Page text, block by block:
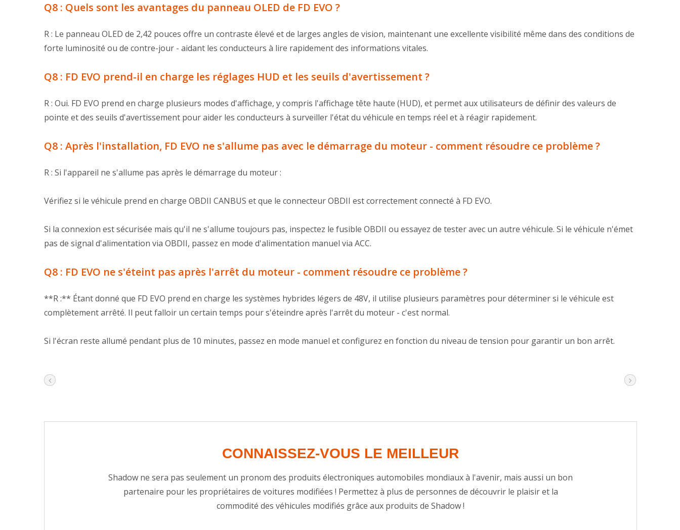
Q8 : Quels sont les avantages du panneau OLED de FD EVO ?
R : Le panneau OLED de 2,42 pouces offre un contraste élevé et de larges angles de vision, maintenant une excellente visibilité même dans des conditions de
forte luminosité ou de contre-jour - aidant les conducteurs à lire rapidement des informations vitales.
Q8 : FD EVO prend-il en charge les réglages HUD et les seuils d'avertissement ?
R : Oui. FD EVO prend en charge plusieurs modes d'affichage, y compris l'affichage tête haute (HUD), et permet aux utilisateurs de définir des valeurs de
pointe et des seuils d'avertissement pour aider les conducteurs à surveiller l'état du véhicule en temps réel et à réagir rapidement.
Q8 : Après l'installation, FD EVO ne s'allume pas avec le démarrage du moteur - comment résoudre ce problème ?
R : Si l'appareil ne s'allume pas après le démarrage du moteur :
Vérifiez si le véhicule prend en charge OBDII CANBUS et que le connecteur OBDII est correctement connecté à FD EVO.
Si la connexion est sécurisée mais qu'il ne s'allume toujours pas, inspectez le fusible OBDII ou essayez de tester avec un autre véhicule. Si le véhicule n'émet
pas de signal d'alimentation via OBDII, passez en mode d'alimentation manuel via ACC.
Q8 : FD EVO ne s'éteint pas après l'arrêt du moteur - comment résoudre ce problème ?
**R :** Étant donné que FD EVO prend en charge les systèmes hybrides légers de 48V, il utilise plusieurs paramètres pour déterminer si le véhicule est
complètement arrêté. Il peut falloir un certain temps pour s'éteindre après l'arrêt du moteur - c'est normal.
Si l'écran reste allumé pendant plus de 10 minutes, passez en mode manuel et configurez en fonction du niveau de tension pour garantir un bon arrêt.
CONNAISSEZ-VOUS LE MEILLEUR
Shadow ne sera pas seulement un pronom des produits électroniques automobiles mondiaux à l'avenir, mais aussi un bon
partenaire pour les propriétaires de voitures modifiées ! Permettez à plus de personnes de découvrir le plaisir et la
commodité des véhicules modifiés grâce aux produits de Shadow !